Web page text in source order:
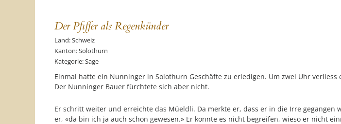
Der Pfiffer als Regenkünder
Land: Schweiz
Kanton: Solothurn
Kategorie: Sage
Einmal hatte ein Nunninger in Solothurn Geschäfte zu erledigen. Um zwei Uhr
Der Nunninger Bauer fürchtete sich aber nicht.
Er schritt weiter und erreichte das Müeldli. Da merkte er, dass er in die Irre gegangen
er, «da bin ich ja auch schon gewesen.» Er konnte es nicht begreifen, wieso er nicht